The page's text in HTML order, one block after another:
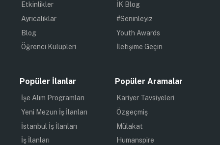
Etkinlikler
Ayrıcalıklar
Blog
Öğrenci Kulüpleri
İK Blog
#Seninleyiz
Youth Awards
İletişime Geçin
Popüler İlanlar
İşe Alım Programları
Yeni Mezun İş İlanları
İstanbul İş İlanları
İş İlanları
Popüler Aramalar
Kariyer Tavsiyeleri
Özgeçmiş
Mülakat
Humanspire